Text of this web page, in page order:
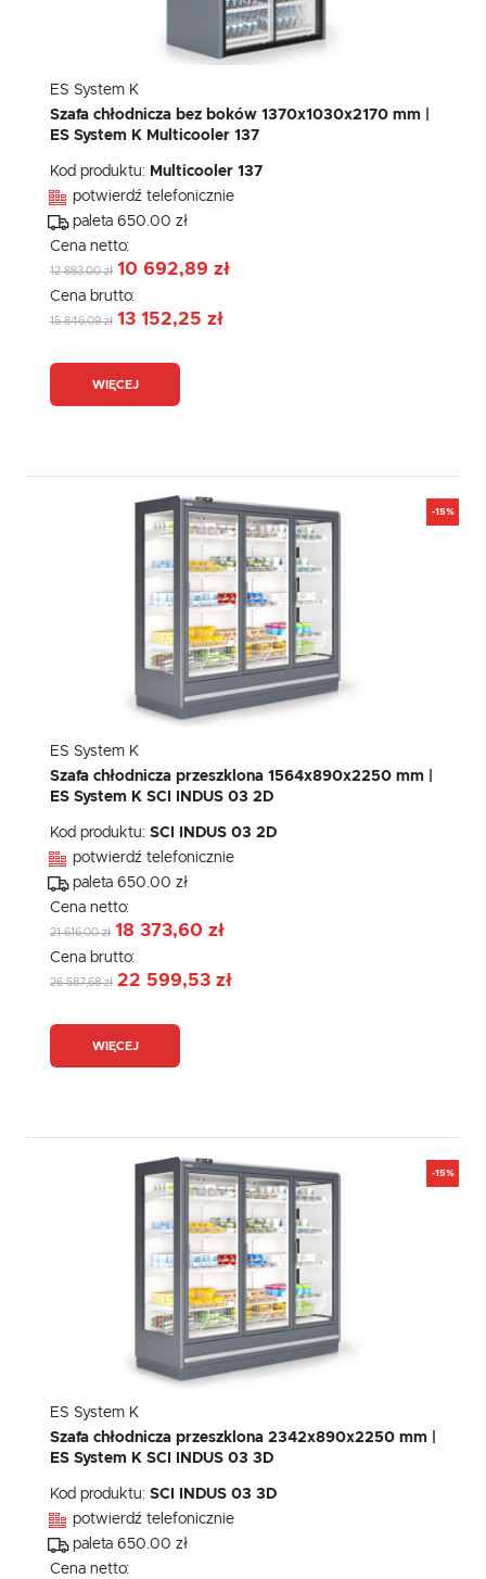
ES System K
Szafa chłodnicza bez boków 1370x1030x2170 mm |
ES System K Multicooler 137
Kod produktu: Multicooler 137
potwierdź telefonicznie
paleta 650.00 zł
Cena netto:
12 883,00 zł 10 692,89 zł
Cena brutto:
15 846,09 zł 13 152,25 zł
WIĘCEJ
-15%
ES System K
Szafa chłodnicza przeszklona 1564x890x2250 mm |
ES System K SCI INDUS 03 2D
Kod produktu: SCI INDUS 03 2D
potwierdź telefonicznie
paleta 650.00 zł
Cena netto:
21 616,00 zł 18 373,60 zł
Cena brutto:
26 587,68 zł 22 599,53 zł
WIĘCEJ
-15%
ES System K
Szafa chłodnicza przeszklona 2342x890x2250 mm |
ES System K SCI INDUS 03 3D
Kod produktu: SCI INDUS 03 3D
potwierdź telefonicznie
paleta 650.00 zł
Cena netto: